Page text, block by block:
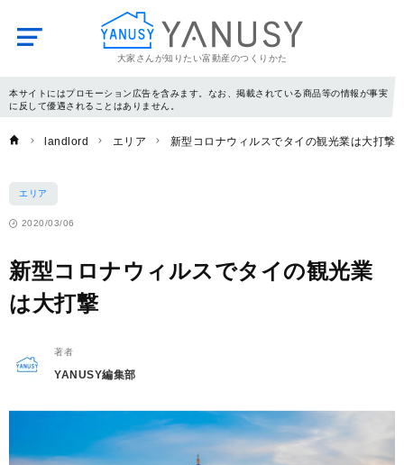
大家さんが知りたい富動産のつくりかた
YANUSY
本サイトにはプロモーション広告を含みます。なお、掲載されている商品等の情報が事実
に反して優遇されることはありません。
landlord エリア 新型コロナウィルスでタイの観光業は大打撃
エリア
2020/03/06
新型コロナウィルスでタイの観光業
は大打撃
著者
YANUSY編集部